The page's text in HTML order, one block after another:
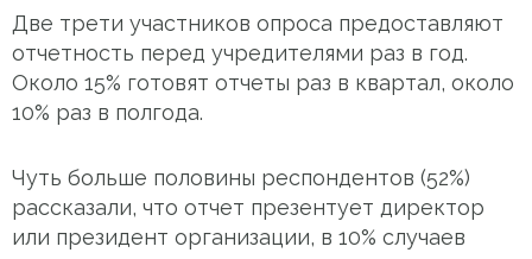
Две трети участников опроса предоставляют
отчетность перед учредителями раз в год.
Около 15% готовят отчеты раз в квартал, около
10% раз в полгода.
Чуть больше половины респондентов (52%)
рассказали, что отчет презентует директор
или президент организации, в 10% случаев